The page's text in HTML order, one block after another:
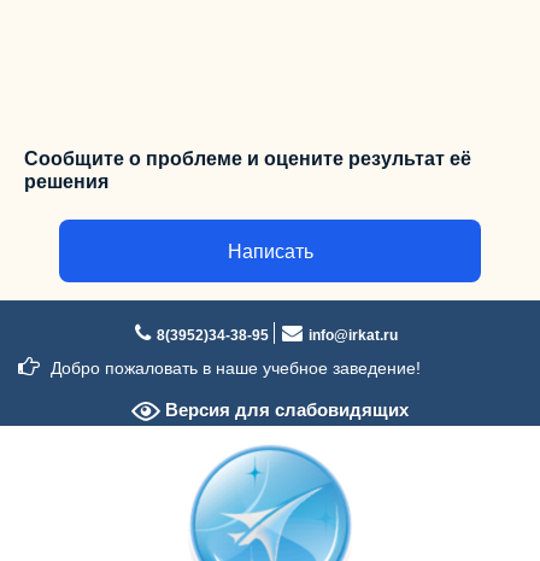
Сообщите о проблеме и оцените результат её
решения
Написать
содержимому
8(3952)34-38-95 info@irkat.ru
Добро пожаловать в наше учебное заведение!
Версия для слабовидящих